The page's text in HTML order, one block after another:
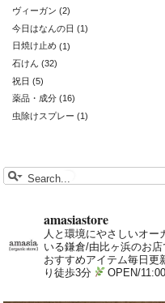
ヴィーガン (2)
今日はなんの日 (1)
日焼け止め (1)
石けん (32)
祝日 (5)
薬品・成分 (16)
虫除けスプレー (1)
amasiastore
人と環境にやさしいオー
いる鎌倉/由比ヶ浜のお店
おすすめアイテム毎日更
り徒歩3分
OPEN/